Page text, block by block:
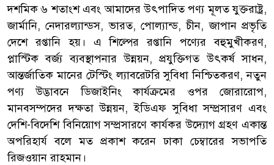
দশমিক ৬ শতাংশ এবং আমাদের উৎপাদিত পণ্য মূলত যুক্তরাষ্ট্র,
জার্মানি, নেদারল্যান্ডস, ভারত, পোল্যান্ড, চীন, জাপান প্রভৃতি
দেশে রপ্তানি হয়। এ শিল্পের রপ্তানি পণ্যের বহুমুখীকরণ,
প্লাস্টিক বর্জ্য ব্যবস্থাপনার উন্নয়ন, প্রযুক্তিগত উৎকর্ষ সাধন,
আন্তর্জাতিক মানের টেস্টিং ল্যাবরেটরি সুবিধা নিশ্চিতকরণ, নতুন
পণ্য উদ্ভাবনে ডিজাইনিং কার্যক্রমের ওপর জোরারোপ,
মানবসম্পদের দক্ষতা উন্নয়ন, ইডিএফ সুবিধা সম্প্রসারণ এবং
দেশি-বিদেশি বিনিয়োগ সম্প্রসারণে কার্যকর উদ্যোগ গ্রহণ একান্ত
অপরিহার্য বলে মত প্রকাশ করেন ঢাকা চেম্বারের সভাপতি
রিজওয়ান রাহমান।